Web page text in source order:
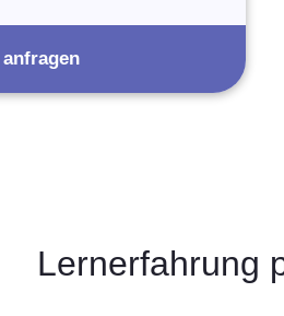
Lernerfahrung